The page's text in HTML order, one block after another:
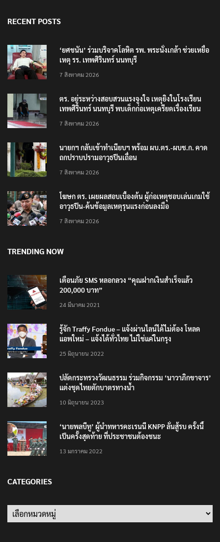
RECENT POSTS
‘ยศชนัน’ ร่วมบริจาคโลหิต รพ. พระนั่งเกล้า ช่วยเหยื่อ
เหตุ รร. เทพศิรินทร์ นนทบุรี
7 สิงหาคม 2026
ตร. อยู่ระหว่างสอบสวนแรงจูงใจ เหตุยิงในโรงเรียน
เทพศิรินทร์ นนทบุรี พบเด็กก่อเหตุเครียดเรื่องเรียน
7 สิงหาคม 2026
นายกฯ กลับเข้าทำเนียบฯ พร้อม ผบ.ตร.-ผบช.ก. คาด
ถกปราบปรามอาวุธปืนเถื่อน
7 สิงหาคม 2026
โฆษก ตร. เผยผลสอบเบื้องต้น ผู้ก่อเหตุชอบเล่นเกมใช้
อาวุธปืน-ค้นข้อมูลเหตุรุนแรงก่อนลงมือ
7 สิงหาคม 2026
TRENDING NOW
เตือนภัย SMS หลอกลวง “คุณฝากเงินสำเร็จแล้ว
200,000 บาท”
24 มีนาคม 2021
รู้จัก Traffy Fondue – แจ้งผ่านไลน์ได้ไม่ต้อง โหลด
แอพใหม่ – แจ้งได้ทั่วไทย ไม่ใช่แค่ในกรุง
25 มิถุนายน 2022
ปลัดกระทรวงวัฒนธรรม ร่วมกิจกรรม ‘นาวาภิกขาจาร’
แต่งชุดไทยตักบาตรทางน้ำ
10 มิถุนายน 2023
‘นายพลบีทู’ ผู้นำทหารคะเรนนี KNPP ลั่นสู้รบ ครั้งนี้
เป็นครั้งสุดท้าย ที่ประชาชนต้องชนะ
13 มกราคม 2022
CATEGORIES
Categories